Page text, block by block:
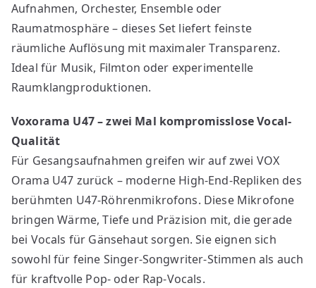
Aufnahmen, Orchester, Ensemble oder
Raumatmosphäre – dieses Set liefert feinste
räumliche Auflösung mit maximaler Transparenz.
Ideal für Musik, Filmton oder experimentelle
Raumklangproduktionen.
Voxorama U47 – zwei Mal kompromisslose Vocal-
Qualität
Für Gesangsaufnahmen greifen wir auf zwei VOX
Orama U47 zurück – moderne High-End-Repliken des
berühmten U47-Röhrenmikrofons. Diese Mikrofone
bringen Wärme, Tiefe und Präzision mit, die gerade
bei Vocals für Gänsehaut sorgen. Sie eignen sich
sowohl für feine Singer-Songwriter-Stimmen als auch
für kraftvolle Pop- oder Rap-Vocals.